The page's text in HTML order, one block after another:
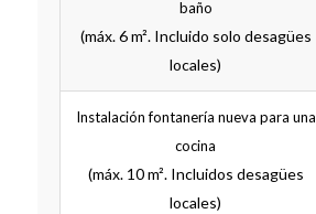
baño
(máx. 6 m². Incluido solo desagües
locales)
Instalación fontanería nueva para una
cocina
(máx. 10 m². Incluidos desagües
locales)